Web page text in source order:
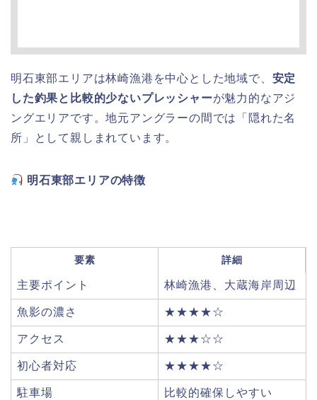
明石東部エリアは林崎漁港を中心とした地域で、 安定
した釣果と比較的少ないプレッシャーが魅力的なアジ
ングエリアです。地元アングラーの間では「隠れた名
所」として親しまれています。
明石東部エリアの特徴
要素 詳細
主要ポイント 林崎漁港、大蔵海岸周辺
魚影の濃さ ★★★★☆
アクセス ★★★☆☆
初心者対応 ★★★★☆
駐車場 比較的確保しやすい